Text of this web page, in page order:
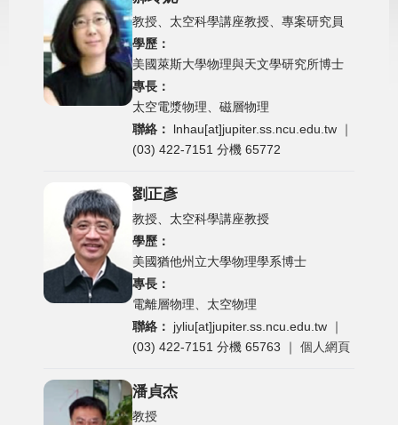
教授、太空科學講座教授、專案研究員
學歷：
美國萊斯大學物理與天文學研究所博士
專長：
太空電漿物理、磁層物理
聯絡：
lnhau[at]jupiter.ss.ncu.edu.tw ｜
(03) 422-7151 分機 65772
劉正彥
教授、太空科學講座教授
學歷：
美國猶他州立大學物理學系博士
專長：
電離層物理、太空物理
聯絡：
jyliu[at]jupiter.ss.ncu.edu.tw ｜
(03) 422-7151 分機 65763 ｜ 個人網頁
潘貞杰
教授